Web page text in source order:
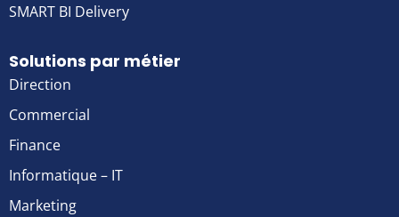
SMART BI Delivery
Solutions par métier
Direction
Commercial
Finance
Informatique – IT
Marketing